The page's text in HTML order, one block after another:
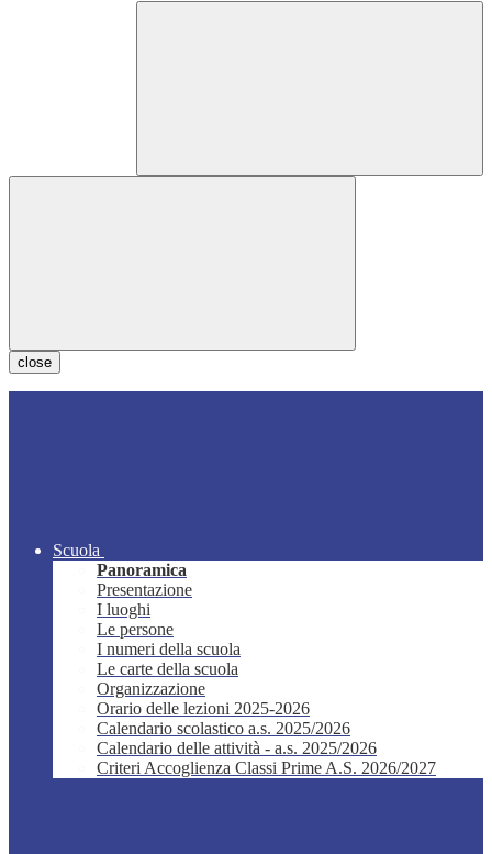
close
Scuola
Panoramica
Presentazione
I luoghi
Le persone
I numeri della scuola
Le carte della scuola
Organizzazione
Orario delle lezioni 2025-2026
Calendario scolastico a.s. 2025/2026
Calendario delle attività - a.s. 2025/2026
Criteri Accoglienza Classi Prime A.S. 2026/2027